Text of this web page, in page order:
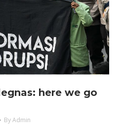
here we go
ByAdmin